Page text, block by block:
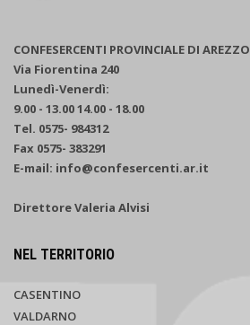
CONFESERCENTI PROVINCIALE DI AREZZO
Via Fiorentina 240
Lunedì-Venerdì:
9.00 - 13.00 14.00 - 18.00
Tel. 0575- 984312
Fax 0575- 383291
E-mail: info@confesercenti.ar.it
Direttore Valeria Alvisi
NEL TERRITORIO
CASENTINO
VALDARNO